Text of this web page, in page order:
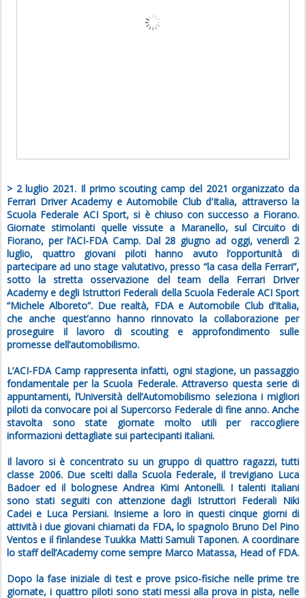
> 2 luglio 2021. Il primo scouting camp del 2021 organizzato da
Ferrari Driver Academy e Automobile Club d'Italia, attraverso la
Scuola Federale ACI Sport, si è chiuso con successo a Fiorano.
Giornate stimolanti quelle vissute a Maranello, sul Circuito di
Fiorano, per l’ACI-FDA Camp. Dal 28 giugno ad oggi, venerdì 2
luglio, quattro giovani piloti hanno avuto l’opportunità di
partecipare ad uno stage valutativo, presso “la casa della Ferrari”,
sotto la stretta osservazione del team della Ferrari Driver
Academy e degli Istruttori Federali della Scuola Federale ACI Sport
“Michele Alboreto”. Due realtà, FDA e Automobile Club d’Italia,
che anche quest’anno hanno rinnovato la collaborazione per
proseguire il lavoro di scouting e approfondimento sulle
promesse dell’automobilismo.
L’ACI-FDA Camp rappresenta infatti, ogni stagione, un passaggio
fondamentale per la Scuola Federale. Attraverso questa serie di
appuntamenti, l’Università dell’Automobilismo seleziona i migliori
piloti da convocare poi al Supercorso Federale di fine anno. Anche
stavolta sono state giornate molto utili per raccogliere
informazioni dettagliate sui partecipanti italiani.
Il lavoro si è concentrato su un gruppo di quattro ragazzi, tutti
classe 2006. Due scelti dalla Scuola Federale, il trevigiano Luca
Badoer ed il bolognese Andrea Kimi Antonelli. I talenti italiani
sono stati seguiti con attenzione dagli Istruttori Federali Niki
Cadei e Luca Persiani. Insieme a loro in questi cinque giorni di
attività i due giovani chiamati da FDA, lo spagnolo Bruno Del Pino
Ventos e il finlandese Tuukka Matti Samuli Taponen. A coordinare
lo staff dell’Academy come sempre Marco Matassa, Head of FDA.
Dopo la fase iniziale di test e prove psico-fisiche nelle prime tre
giornate, i quattro piloti sono stati messi alla prova in pista, nelle